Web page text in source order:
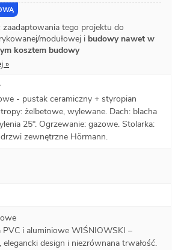
tego projektu do
modułowej i budowy nawet w
kosztem budowy
»
- pustak ceramiczny + styropian
żelbetowe, wylewane. Dach: blacha
25°. Ogrzewanie: gazowe. Stolarka:
zewnętrzne Hörmann.
PVC i aluminiowe WIŚNIOWSKI –
elegancki design i niezrównana trwałość.